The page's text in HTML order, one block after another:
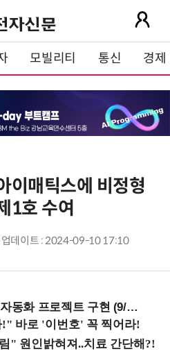
모빌리티 통신 경제
이매틱스에 비정형
1호 수여
업데이트 : 2024-09-10 17:10
로젝트 구현 (9/16 ~17 강남역)